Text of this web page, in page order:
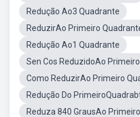
Redução Ao3 Quadrante
ReduzirAo Primeiro
Redução Ao1 Quadrante
Sen Cos ReduzidoAo
Como ReduzirAo Primeiro
Redução Do
Reduza 840 GrausAo